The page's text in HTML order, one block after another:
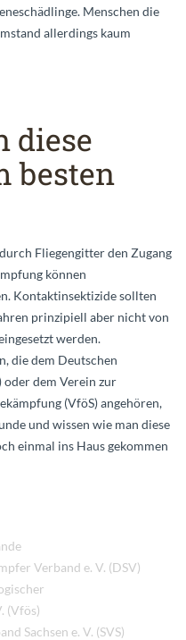
Menschen die
allerdings kaum
diese
besten
Fliegengitter den Zugang
können
Kontaktinsektizide sollten
prinzipiell aber nicht von
werden.
die dem Deutschen
oder dem Verein zur
(VföS) angehören,
und wissen wie man diese
einmal ins Haus gekommen
Verband e. V. (DSV)
(Vfös)
Sachsen e. V. (SVS)